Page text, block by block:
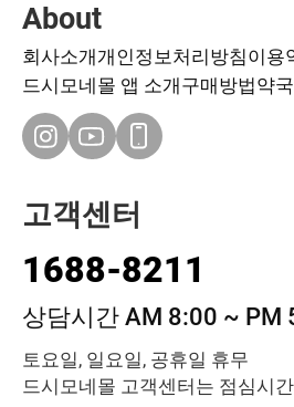
About
회사소개개인정보처리방침이용
드시모네몰 앱 소개구매방법약
고객센터
1688-8211
상담시간 AM 8:00 ~ PM
토요일, 일요일, 공휴일 휴무
드시모네몰 고객센터는 점심시